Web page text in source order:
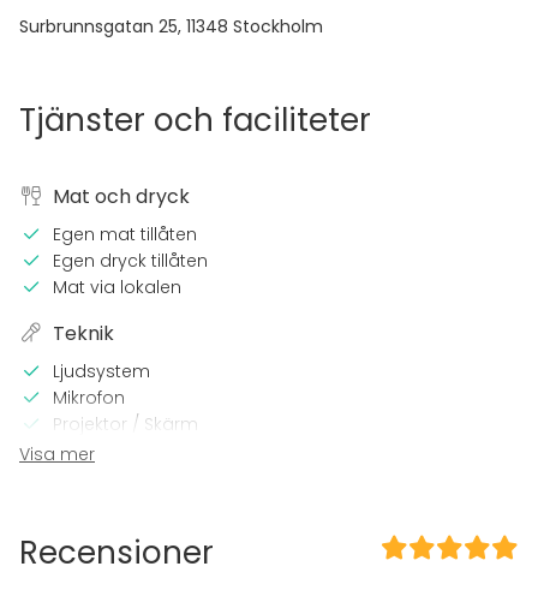
Surbrunnsgatan 25, 11348 Stockholm
Tjänster och faciliteter
Mat och dryck
Egen mat tillåten
Egen dryck tillåten
Mat via lokalen
Teknik
Ljudsystem
Mikrofon
Projektor / Skärm
Wi-Fi
I lokalen
Visa mer
Recensioner